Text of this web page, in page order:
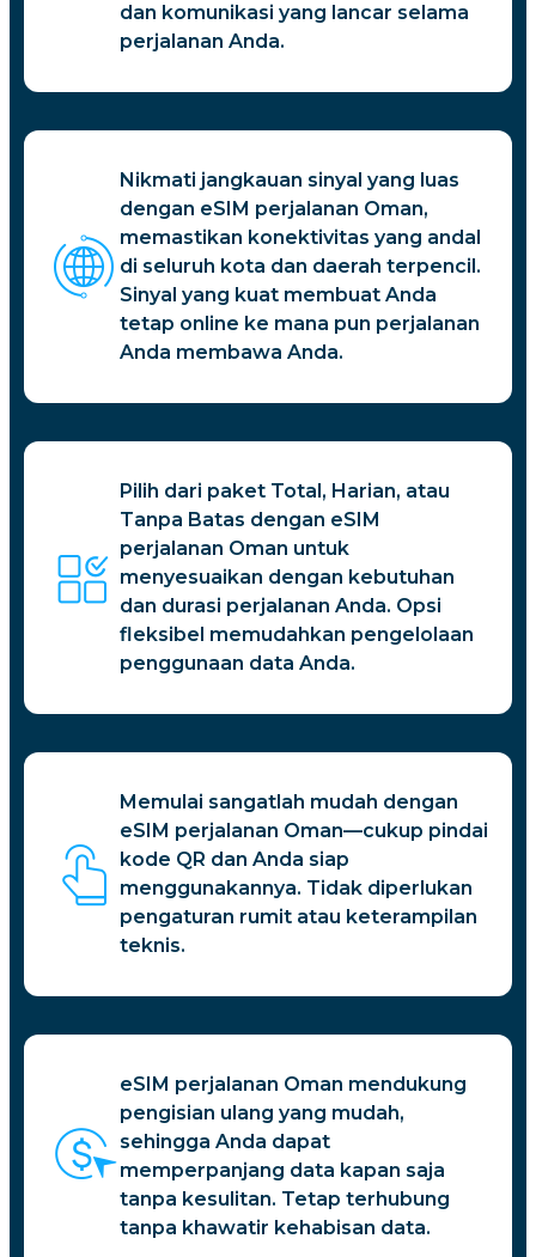
dan komunikasi yang lancar selama
perjalanan Anda.
Nikmati jangkauan sinyal yang luas
dengan eSIM perjalanan Oman,
memastikan konektivitas yang andal
di seluruh kota dan daerah terpencil.
Sinyal yang kuat membuat Anda
tetap online ke mana pun perjalanan
Anda membawa Anda.
Pilih dari paket Total, Harian, atau
Tanpa Batas dengan eSIM
perjalanan Oman untuk
menyesuaikan dengan kebutuhan
dan durasi perjalanan Anda. Opsi
fleksibel memudahkan pengelolaan
penggunaan data Anda.
Memulai sangatlah mudah dengan
eSIM perjalanan Oman—cukup pindai
kode QR dan Anda siap
menggunakannya. Tidak diperlukan
pengaturan rumit atau keterampilan
teknis.
eSIM perjalanan Oman mendukung
pengisian ulang yang mudah,
sehingga Anda dapat
memperpanjang data kapan saja
tanpa kesulitan. Tetap terhubung
tanpa khawatir kehabisan data.